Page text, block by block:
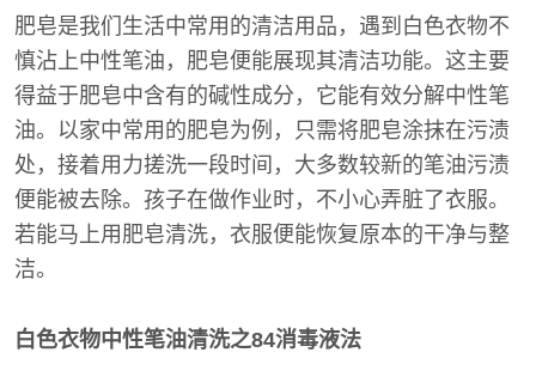
肥皂是我们生活中常用的清洁用品，遇到白色衣物不
慎沾上中性笔油，肥皂便能展现其清洁功能。这主要
得益于肥皂中含有的碱性成分，它能有效分解中性笔
油。以家中常用的肥皂为例，只需将肥皂涂抹在污渍
处，接着用力搓洗一段时间，大多数较新的笔油污渍
便能被去除。孩子在做作业时，不小心弄脏了衣服。
若能马上用肥皂清洗，衣服便能恢复原本的干净与整
洁。
白色衣物中性笔油清洗之84消毒液法